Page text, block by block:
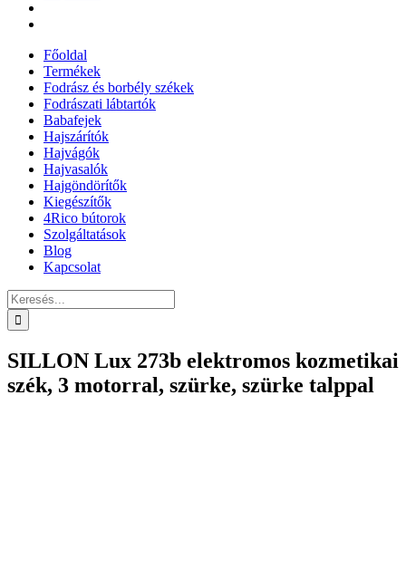
Főoldal
Termékek
Fodrász és borbély székek
Fodrászati lábtartók
Babafejek
Hajszárítók
Hajvágók
Hajvasalók
Hajgöndörítők
Kiegészítők
4Rico bútorok
Szolgáltatások
Blog
Kapcsolat
Keresés...
SILLON Lux 273b elektromos kozmetikai
szék, 3 motorral, szürke, szürke talppal